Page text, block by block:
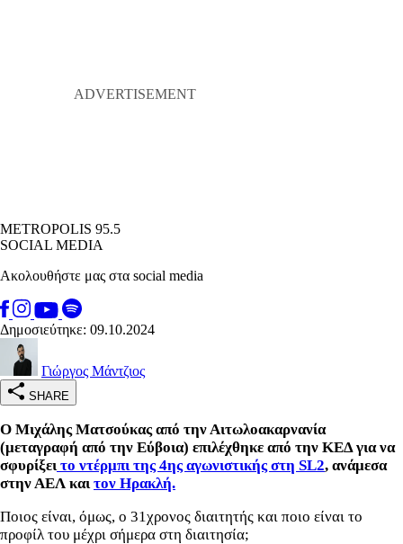
METROPOLIS 95.5
SOCIAL MEDIA
Ακολουθήστε μας στα social media
Δημοσιεύτηκε: 09.10.2024
Γιώργος Μάντζιος
SHARE
Ο Μιχάλης Ματσούκας από την Αιτωλοακαρνανία
(μεταγραφή από την Εύβοια) επιλέχθηκε από την ΚΕΔ για να
σφυρίξειτο ντέρμπι της 4ης αγωνιστικής στη SL2, ανάμεσα
στην ΑΕΛ καιτον Ηρακλή.
Ποιος είναι, όμως, ο 31χρονος διαιτητής και ποιο είναι το
προφίλ του μέχρι σήμερα στη διαιτησία;